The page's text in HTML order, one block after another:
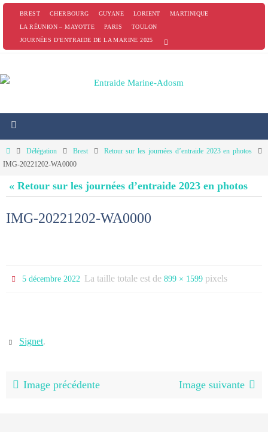
PasserBREST CHERBOURG GUYANE LORIENT
MARTINIQUE
LA RÉUNION – MAYOTTE
PARIS
TOULON
JOURNÉES D’ENTRAIDE DE LA MARINE 2025
HomeDélégation Brest
Retour sur les journées d’entraide 2023 en photos
IMG-20221202-WA0000
« Retour sur les journées d’entraide 2023 en photos
IMG-20221202-WA0000
5 décembre 2022 La taille totale est de899 × 1599 pixels
Signet.
Image précédente Image suivante